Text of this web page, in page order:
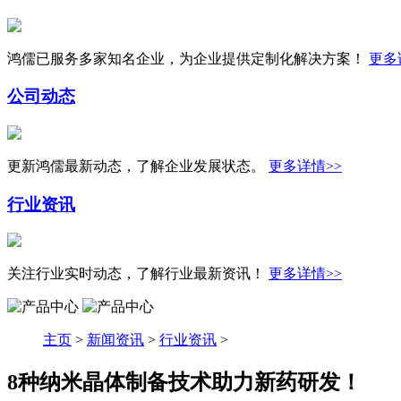
鸿儒已服务多家知名企业，为企业提供定制化解决方案！ 更多
公司动态
更新鸿儒最新动态，了解企业发展状态。 更多详情>>
行业资讯
关注行业实时动态，了解行业最新资讯！ 更多详情>>
主页 > 新闻资讯 > 行业资讯 >
8种纳米晶体制备技术助力新药研发！